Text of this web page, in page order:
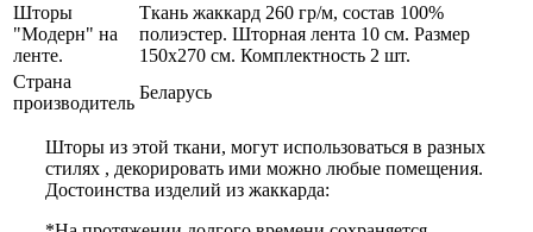
Шторы
"Модерн" на
ленте.
Ткань жаккард 260 гр/м, состав 100%
полиэстер. Шторная лента 10 см. Размер
150х270 см. Комплектность 2 шт.
Страна
производитель
Беларусь
Шторы из этой ткани, могут использоваться в разных
стилях , декорировать ими можно любые помещения.
Достоинства изделий из жаккарда: